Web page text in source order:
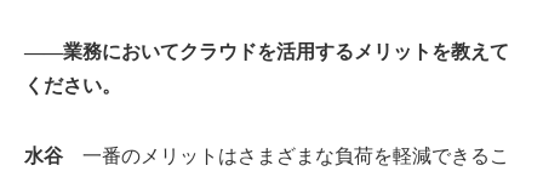
――業務においてクラウドを活用するメリットを教えて
ください。
水谷 一番のメリットはさまざまな負荷を軽減できるこ